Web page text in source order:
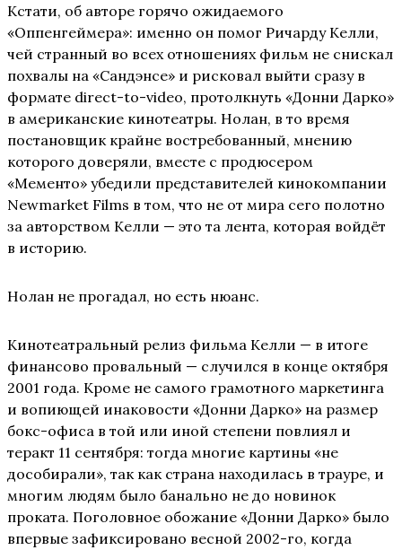
Кстати, об авторе горячо ожидаемого
«Оппенгеймера»: именно он помог Ричарду Келли,
чей странный во всех отношениях фильм не снискал
похвалы на «Сандэнсе» и рисковал выйти сразу в
формате direct-to-video, протолкнуть «Донни Дарко»
в американские кинотеатры. Нолан, в то время
постановщик крайне востребованный, мнению
которого доверяли, вместе с продюсером
«Мементо» убедили представителей кинокомпании
Newmarket Films в том, что не от мира сего полотно
за авторством Келли — это та лента, которая войдёт
в историю.
Нолан не прогадал, но есть нюанс.
Кинотеатральный релиз фильма Келли — в итоге
финансово провальный — случился в конце октября
2001 года. Кроме не самого грамотного маркетинга
и вопиющей инаковости «Донни Дарко» на размер
бокс-офиса в той или иной степени повлиял и
теракт 11 сентября: тогда многие картины «не
дособирали», так как страна находилась в трауре, и
многим людям было банально не до новинок
проката. Поголовное обожание «Донни Дарко» было
впервые зафиксировано весной 2002-го, когда